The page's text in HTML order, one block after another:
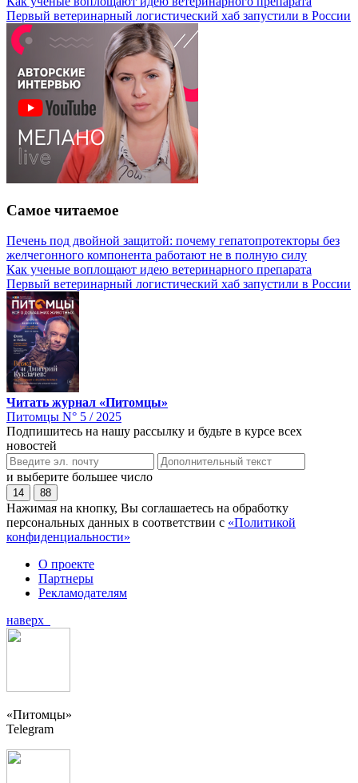
Первый ветеринарный логистический хаб запустили в России
Самое читаемое
Печень под двойной защитой: почему гепатопротекторы без
желчегонного компонента работают не в полную силу
Как ученые воплощают идею ветеринарного препарата
Первый ветеринарный логистический хаб запустили в России
Читать журнал «Питомцы»
Питомцы N° 5 / 2025
Подпишитесь на нашу рассылку и будьте в курсе всех
новостей
и выберите большее число
14 88
Нажимая на кнопку, Вы соглашаетесь на обработку
персональных данных в соответствии с «Политикой
конфиденциальности»
О проекте
Партнеры
Рекламодателям
наверх
«Питомцы»
Telegram